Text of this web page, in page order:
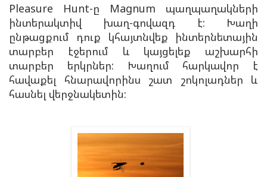
Pleasure Hunt-ը Magnum պաղպաղակների
ինտերակտիվ խաղ-գովազդ է: Խաղի
ընթացքում դուք կհայտնվեք ինտերնետային
տարբեր էջերում և կայցելեք աշխարհի
տարբեր երկրներ: Խաղում հարկավոր է
հավաքել հնարավորինս շատ շոկոլադներ և
հասնել վերջնակետին: